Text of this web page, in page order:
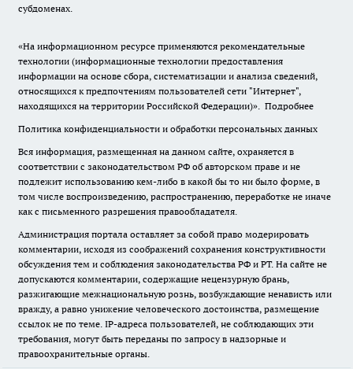
субдоменах.
«На информационном ресурсе применяются рекомендательные
технологии (информационные технологии предоставления
информации на основе сбора, систематизации и анализа сведений,
относящихся к предпочтениям пользователей сети "Интернет",
находящихся на территории Российской Федерации)». Подробнее
Политика конфиденциальности и обработки персональных данных
Вся информация, размещенная на данном сайте, охраняется в
соответствии с законодательством РФ об авторском праве и не
подлежит использованию кем-либо в какой бы то ни было форме, в
том числе воспроизведению, распространению, переработке не иначе
как с письменного разрешения правообладателя.
Администрация портала оставляет за собой право модерировать
комментарии, исходя из соображений сохранения конструктивности
обсуждения тем и соблюдения законодательства РФ и РТ. На сайте не
допускаются комментарии, содержащие нецензурную брань,
разжигающие межнациональную рознь, возбуждающие ненависть или
вражду, а равно унижение человеческого достоинства, размещение
ссылок не по теме. IP-адреса пользователей, не соблюдающих эти
требования, могут быть переданы по запросу в надзорные и
правоохранительные органы.